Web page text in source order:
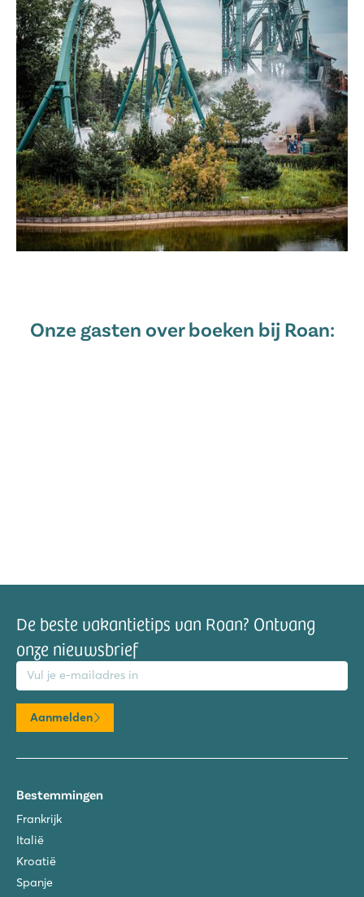
Onze gasten over boeken bij Roan:
De beste vakantietips van Roan? Ontvang
onze nieuwsbrief
Aanmelden
Bestemmingen
Frankrijk
Italië
Kroatië
Spanje